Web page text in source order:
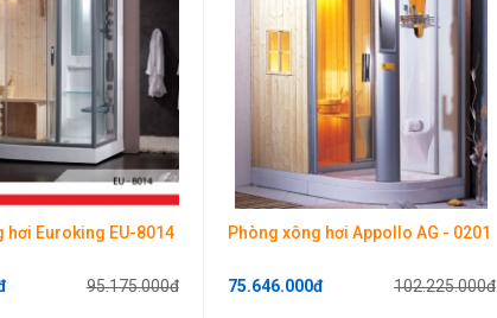
cá nhân và giá treo khăn được thiết kế tinh tế, bắt mắt, chắc
đi kèm với sen tay siêu mỏng có chức năng phun nước thành
từ chất liệu inox cao cấp, không bị gỉ và tăng thêm tính sang
là inox chắc chắn thì không cần lo về việc nước thoát ra ngoài
hơi Euroking EU-8014
95.175.000đ
Phòng xông hơi Appollo AG - 0201
75.646.000đ 102.225.000đ